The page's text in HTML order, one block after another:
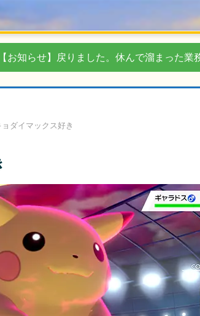
【お知らせ】戻りました。休んで溜まった
ョダイマックス好き